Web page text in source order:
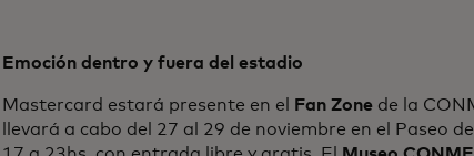
Emoción dentro y fuera del estadio
Mastercard estará presente en el Fan Zone de la
llevará a cabo del 27 al 29 de noviembre en el Paseo